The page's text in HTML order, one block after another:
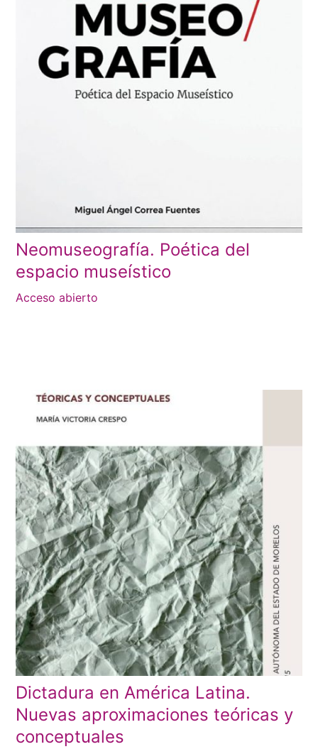
Neomuseografía. Poética del
espacio museístico
Acceso abierto
Dictadura en América Latina.
Nuevas aproximaciones teóricas y
conceptuales